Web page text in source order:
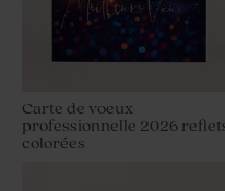
Carte de voeux
professionnelle 2026
colorées